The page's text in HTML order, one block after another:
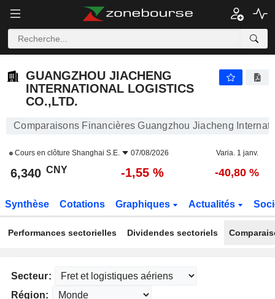
GUANGZHOU JIACHENG
INTERNATIONAL LOGISTICS
CO.,LTD.
Comparaisons Financières Guangzhou Jiacheng
Cours en clôture Shanghai S.E. 07/08/2026 Varia. 1 janv.
6,340 CNY -1,55 % -40,80 %
Synthèse Cotations Graphiques Actualités
Performances sectorielles Dividendes sectoriels
Secteur:
Région: